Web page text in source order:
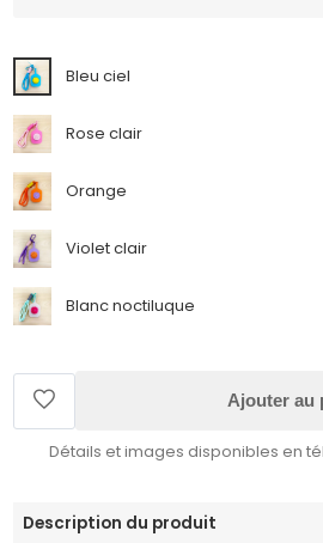
Bleu ciel
Rose clair
Orange
Violet clair
Blanc noctiluque
Ajouter au
Détails et images disponibles en
Description du produit